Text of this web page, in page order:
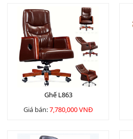
Ghế L863
Giá bán:7,780,000 VNĐ